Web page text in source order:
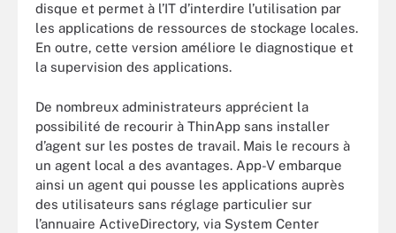
disque et permet à l’IT d’interdire l’utilisation par
les applications de ressources de stockage locales.
En outre, cette version améliore le diagnostique et
la supervision des applications.
De nombreux administrateurs apprécient la
possibilité de recourir à ThinApp sans installer
d’agent sur les postes de travail. Mais le recours à
un agent local a des avantages. App-V embarque
ainsi un agent qui pousse les applications auprès
des utilisateurs sans réglage particulier sur
l’annuaire ActiveDirectory, via System Center